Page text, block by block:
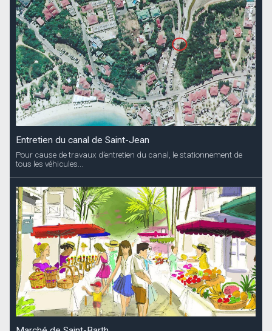
Entretien du canal de Saint-Jean
Pour cause de travaux d’entretien du canal, le stationnement de
tous les véhicules...